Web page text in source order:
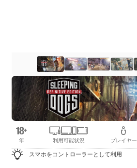
年 利用可能状況 プレイヤー
スマホをコントローラーとして利用